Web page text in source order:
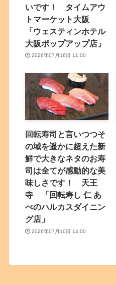
いです！ タイムアウ
トマーケット大阪
「ウェスティンホテル
大阪ポップアップ店」
2026年07月16日 11:00
回転寿司と言いつつそ
の域を遥かに超えた新
鮮で大きなネタのお寿
司は全てが感動的な美
味しさです！ 天王
寺 「回転寿し 仁 あ
べのハルカスダイニン
グ店」
2026年07月10日 14:00